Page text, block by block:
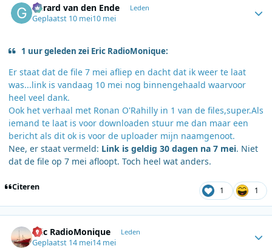
Gerard van den Ende Leden
Geplaatst 10 mei10 mei
1 uur geleden zei Eric RadioMonique:
Er staat dat de file 7 mei afliep en dacht dat ik weer te laat
was...link is vandaag 10 mei nog binnengehaald waarvoor
heel veel dank.
Ook het verhaal met Ronan O'Rahilly in 1 van de files,super.Als
iemand te laat is voor downloaden stuur me dan maar een
bericht als dit ok is voor de uploader mijn naamgenoot.
Nee, er staat vermeld: Link is geldig 30 dagen na 7 mei. Niet
dat de file op 7 mei afloopt. Toch heel wat anders.
Citeren 1 1
Eric RadioMonique Leden
Geplaatst 14 mei14 mei